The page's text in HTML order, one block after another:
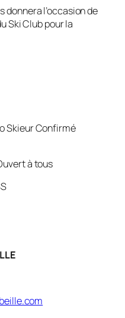
donnera l’occasion de
Ski Club pour la
Skieur Confirmé
à tous